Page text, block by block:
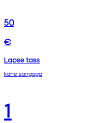
50
€
Lapse tass
kahe sangaga
1